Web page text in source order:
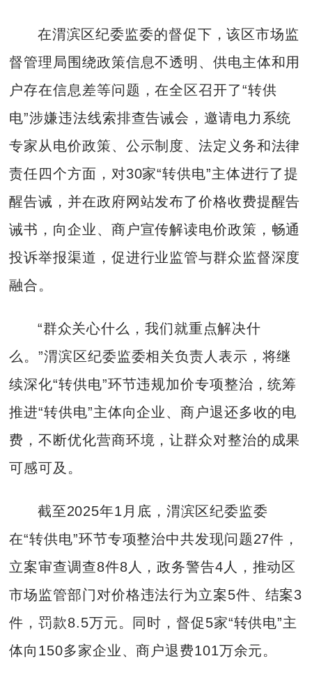
在渭滨区纪委监委的督促下，该区市场监
督管理局围绕政策信息不透明、供电主体和用
户存在信息差等问题，在全区召开了“转供
电”涉嫌违法线索排查告诫会，邀请电力系统
专家从电价政策、公示制度、法定义务和法律
责任四个方面，对30家“转供电”主体进行了提
醒告诫，并在政府网站发布了价格收费提醒告
诫书，向企业、商户宣传解读电价政策，畅通
投诉举报渠道，促进行业监管与群众监督深度
融合。
“群众关心什么，我们就重点解决什
么。”渭滨区纪委监委相关负责人表示，将继
续深化“转供电”环节违规加价专项整治，统筹
推进“转供电”主体向企业、商户退还多收的电
费，不断优化营商环境，让群众对整治的成果
可感可及。
截至2025年1月底，渭滨区纪委监委
在“转供电”环节专项整治中共发现问题27件，
立案审查调查8件8人，政务警告4人，推动区
市场监管部门对价格违法行为立案5件、结案3
件，罚款8.5万元。同时，督促5家“转供电”主
体向150多家企业、商户退费101万余元。